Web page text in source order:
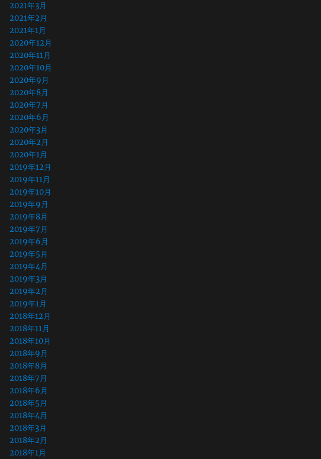
2021年3月
2021年2月
2021年1月
2020年12月
2020年11月
2020年10月
2020年9月
2020年8月
2020年7月
2020年6月
2020年3月
2020年2月
2020年1月
2019年12月
2019年11月
2019年10月
2019年9月
2019年8月
2019年7月
2019年6月
2019年5月
2019年4月
2019年3月
2019年2月
2019年1月
2018年12月
2018年11月
2018年10月
2018年9月
2018年8月
2018年7月
2018年6月
2018年5月
2018年4月
2018年3月
2018年2月
2018年1月